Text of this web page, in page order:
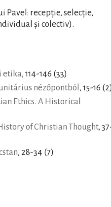
recepţie, selecţie,
și colectiv).
etika, 114-146 (33)
nézőpontból , 15-16
Ethics. A Historical
of Christian Thought,
, 28-34 (7)